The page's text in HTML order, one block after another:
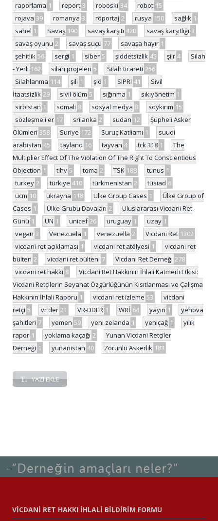
raporlama 1 report 3 roboski 34 robot 15
rojava 39 romanya 3 röportaj 2 rusya 150 sağlık 1
sahel 1 Savaş 190 savaş karşıtı 420 savaş karşıtlığı 3
savaş oyunu 2 savaş suçu 77 savaşa hayır 1
şehitlik 56 sergi 1 siber 5 şiddetsizlik 45 şiir 4
Silah
- Yerli 162 silah projeleri 5 Silah ticareti 256
Silahlanma 114 şili 1 şiö 1 SIPRI 41
Sivil
İtaatsizlik 29 sivil ölüm 5 sığınma 1 sıkıyönetim 1
sırbistan 1 somali 8 sosyal medya 8 soykırım 15
sözleşmeli er 17 srilanka 2 sudan 12
Şüpheli Asker
Ölümleri 358 Suriye 172 Suruç Katliamı 1
suudi
arabistan 45 tayland 16 tayvan 4 tck 318 1
The
Multiplier Effect Of The Violation Of The Right To Conscientious
Objection 1 tihv 5 toma 2 TSK 188 tunus 1
turkey 2 türkiye 410 türkmenistan 2 tüsiad 6
ucm 10 ukrayna 118 Ulke Group Cases 1
Ülke Group of
Cases 1 Ülke Grubu Davaları 2
Uluslararası Vicdani Ret
Günü 1 UN 1 unicef 26 uruguay 1 uzay 1
vegan 3 Venezuela 1 venezuella 2 Vicdani Ret 1302
vicdani ret açıklaması 1 vicdani ret atölyesi 1
vicdani ret
bülten 2 vicdani ret bülteni 7 Vicdani Ret Derneği 278
vicdani ret hakkı 8
Vicdani Ret Hakkının İhlali Katmerli Etkisi:
Vicdani Retçilerin Seyahat Özgürlüğünün Kısıtlanması ve Çalışma
Hakkının İhlali Raporu 1 vicdani ret izleme 53
vicdani
retçi 5 vr der 21 VR-DDER 1 WRİ 64 yayın 1
yehova
şahitleri 7 yemen 59 yeni zelanda 1 yeniçağ 1
yılık
rapor 1 yoklama kaçağı 2
Yunan Vicdani Retçiler
Derneği 1 yunanistan 40 Zorunlu Askerlik 183
YAZI EKLE
VİCDANİ RET HAKKI İHLALİ BİLDİRİM FORMU